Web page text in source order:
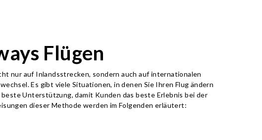
Flügen
nur auf Inlandsstrecken, sondern auch auf internationalen
Es gibt viele Situationen, in denen Sie Ihren Flug ändern
Unterstützung, damit Kunden das beste Erlebnis bei der
dieser Methode werden im Folgenden erläutert: